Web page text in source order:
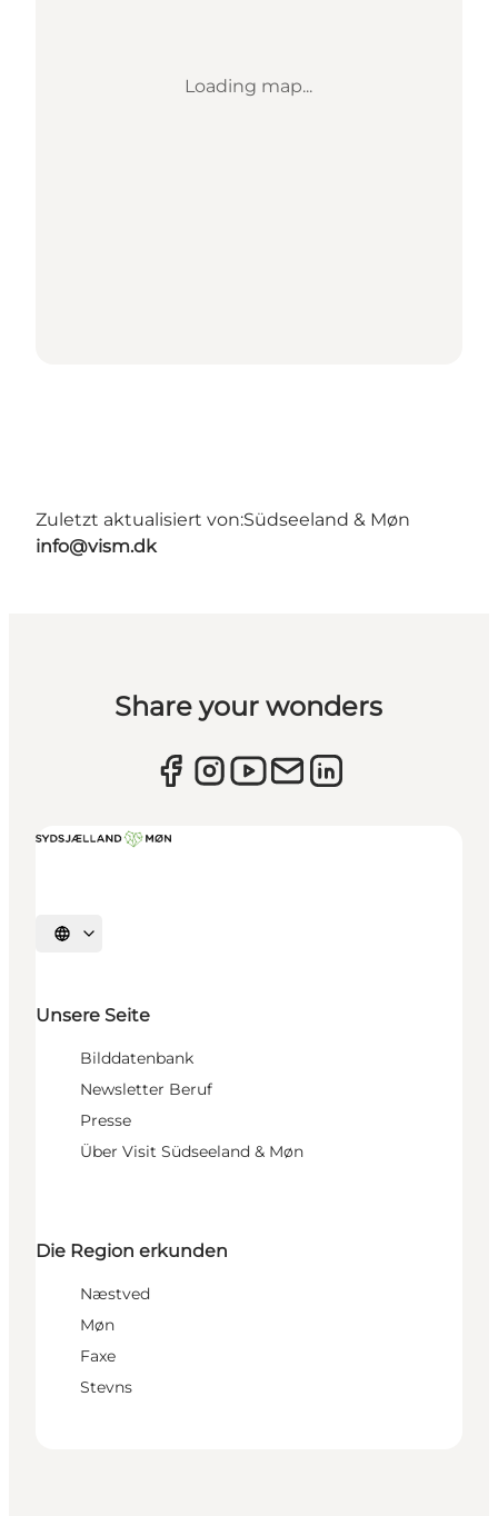
Loading map...
Zuletzt aktualisiert von:Südseeland & Møn
info@vism.dk
Share your wonders
Sprache auswählen
Unsere Seite
Bilddatenbank
Newsletter Beruf
Presse
Über Visit Südseeland & Møn
Die Region erkunden
Næstved
Møn
Faxe
Stevns